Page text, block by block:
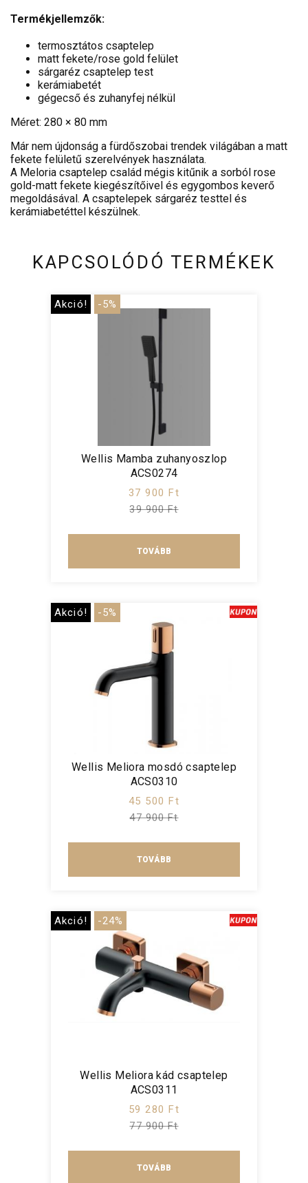
Termékjellemzők:
termosztátos csaptelep
matt fekete/rose gold felület
sárgaréz csaptelep test
kerámiabetét
gégecső és zuhanyfej nélkül
Méret: 280 × 80 mm
Már nem újdonság a fürdőszobai trendek világában a matt
fekete felületű szerelvények használata.
A Meloria csaptelep család mégis kitűnik a sorból rose
gold-matt fekete kiegészítőivel és egygombos keverő
megoldásával. A csaptelepek sárgaréz testtel és
kerámiabetéttel készülnek.
KAPCSOLÓDÓ TERMÉKEK
Akció! -5%
Wellis Mamba zuhanyoszlop
ACS0274
37 900 Ft
39 900 Ft
TOVÁBB
Akció! -5%
Wellis Meliora mosdó csaptelep
ACS0310
45 500 Ft
47 900 Ft
TOVÁBB
Akció! -24%
Wellis Meliora kád csaptelep
ACS0311
59 280 Ft
77 900 Ft
TOVÁBB